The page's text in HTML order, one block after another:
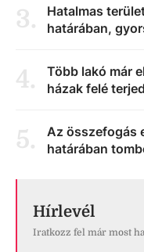
3.
Hatalmas
határában,
4.
Több lakó már
házak felé
5.
Az összefogás
határában
Hírlevél
Iratkozz fel már most